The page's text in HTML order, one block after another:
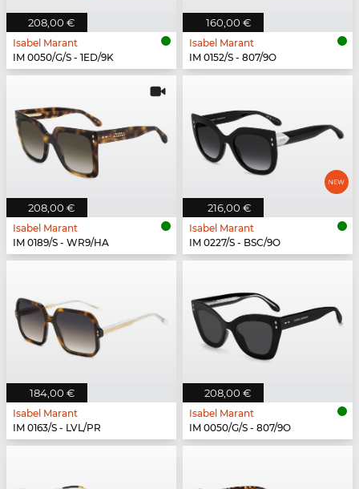
208,00 €
Isabel Marant
IM 0050/G/S - 1ED/9K
160,00 €
Isabel Marant
IM 0152/S - 807/9O
208,00 €
Isabel Marant
IM 0189/S - WR9/HA
216,00 €
Isabel Marant
IM 0227/S - BSC/9O
184,00 €
Isabel Marant
IM 0163/S - LVL/PR
208,00 €
Isabel Marant
IM 0050/G/S - 807/9O